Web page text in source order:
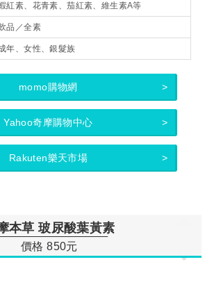
紅素、花青素、茄紅素、維生素A等
品／全素
年、女性、銀髮族
momo購物網
Yahoo奇摩購物中心
Rakuten樂天市場
本草 玻尿酸葉黃素
價格 850元